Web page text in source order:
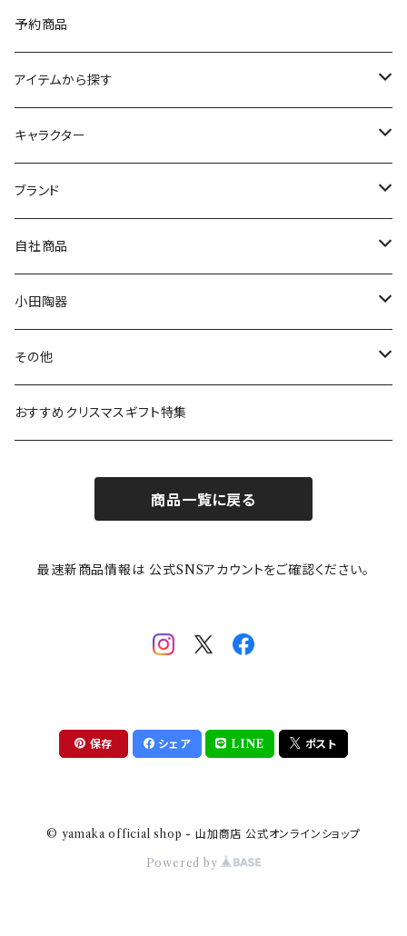
予約商品
アイテムから探す
九谷焼
マグ＆カップ
プレート
ボウル
ガラスウェア
カトラリー
キャラクター
ムーミン
80th記念アイテム
リトルミイの日記念アイテム
MOOMIN ANIMATION
スヌーピー
ピーターラビット
ポケットモンスター
mofusand（モフサンド）
mofsand×日比谷花壇
ちびまる子ちゃんandクレヨンしんちゃん
ブランド
LA AMYS(エミーズ)
LISA LARSON(リサラーソン)
LAURA ASHLEY(ローラ アシュレイ)
Finlayson(フィンレイソン)
HANAE MORI(ハナエモリ)
THE BEATLES(ザ・ビートルズ)
【山加商店×yaeko】migratory bird
自社商品
ねこ企画
Cecera(セセラ)
CELEC(セレック)
隅切り重箱
HAPPY DINING(ハッピーダイニング)
小田陶器
さざなみ
吉祥
メイメイウェア
SoSo(ソソ）
その他
リサイクル食器
おすすめクリスマスギフト特集
商品一覧に戻る
最速新商品情報は 公式SNSアカウントをご確認ください。
保存 シェア LINE ポスト
© yamaka official shop - 山加商店 公式オンラインショップ
Powered by